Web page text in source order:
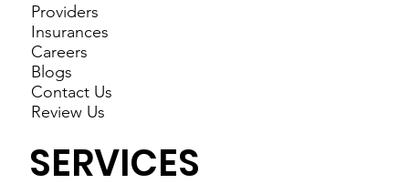
Providers
Insurances
Careers
Blogs
Contact Us
Review Us
SERVICES